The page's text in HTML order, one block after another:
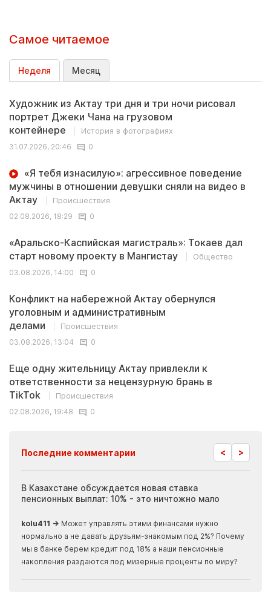
Самое читаемое
Неделя Месяц
Художник из Актау три дня и три ночи рисовал
портрет Джеки Чана на грузовом
контейнере
История в фотографиях
31.07.2026, 20:46
0
«Я тебя изнасилую»: агрессивное поведение
мужчины в отношении девушки сняли на видео в
Актау
Происшествия
02.08.2026, 18:29
0
«Аральско-Каспийская магистраль»: Токаев дал
старт новому проекту в Мангистау
Общество
03.08.2026, 14:00
0
Конфликт на набережной Актау обернулся
уголовным и административным
делами
Происшествия
03.08.2026, 13:04
0
Еще одну жительницу Актау привлекли к
ответственности за нецензурную брань в
TikTok
Происшествия
02.08.2026, 19:48
0
Последние комментарии < >
В Казахстане обсуждается новая ставка
пенсионных выплат: 10% - это ничтожно мало
kolu411 → Может управлять этими финансами нужно
нормально а не давать друзьям-знакомым под 2%? Почему
мы в банке берем кредит под 18% а наши пенсионные
накопления раздаются под мизерные проценты по миру?